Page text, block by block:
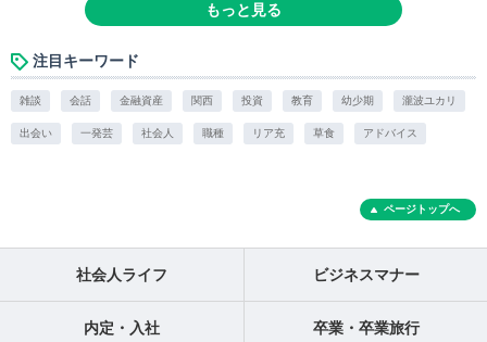
もっと見る
注目キーワード
雑談 会話 金融資産 関西 投資 教育 幼少期 瀧波ユカリ
出会い 一発芸 社会人 職種 リア充 草食 アドバイス
ページトップへ
社会人ライフ ビジネスマナー
内定・入社 卒業・卒業旅行